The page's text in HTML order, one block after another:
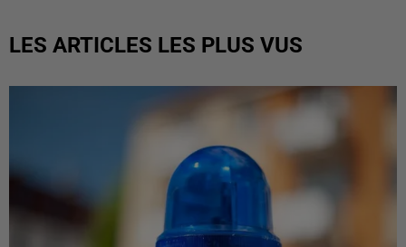
LES ARTICLES LES PLUS VUS